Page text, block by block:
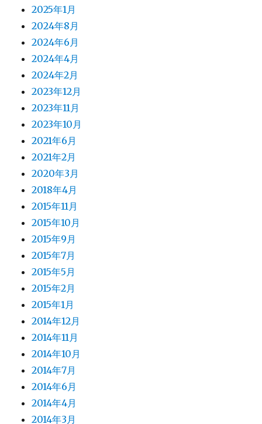
2025年1月
2024年8月
2024年6月
2024年4月
2024年2月
2023年12月
2023年11月
2023年10月
2021年6月
2021年2月
2020年3月
2018年4月
2015年11月
2015年10月
2015年9月
2015年7月
2015年5月
2015年2月
2015年1月
2014年12月
2014年11月
2014年10月
2014年7月
2014年6月
2014年4月
2014年3月